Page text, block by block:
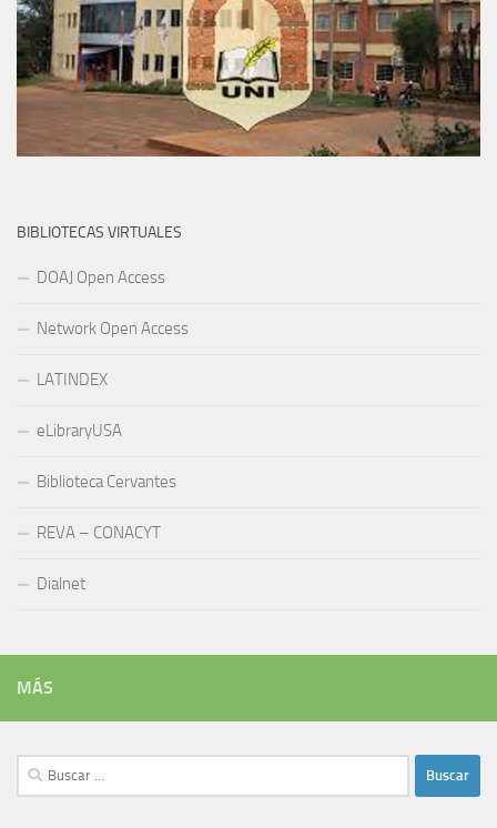
BIBLIOTECAS VIRTUALES
DOAJ Open Access
Network Open Access
LATINDEX
eLibraryUSA
Biblioteca Cervantes
REVA – CONACYT
Dialnet
MÁS
Buscar: